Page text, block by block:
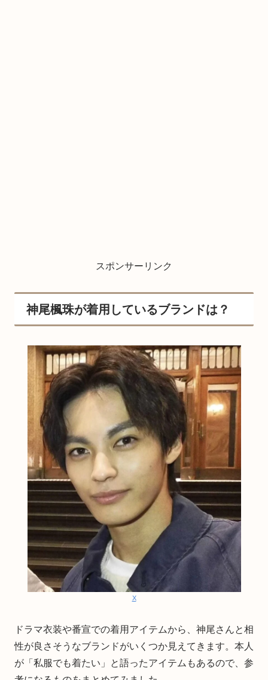
スポンサーリンク
神尾楓珠が着用しているブランドは？
X
ドラマ衣装や番宣での着用アイテムから、神尾さんと相
性が良さそうなブランドがいくつか見えてきます。本人
が「私服でも着たい」と語ったアイテムもあるので、参